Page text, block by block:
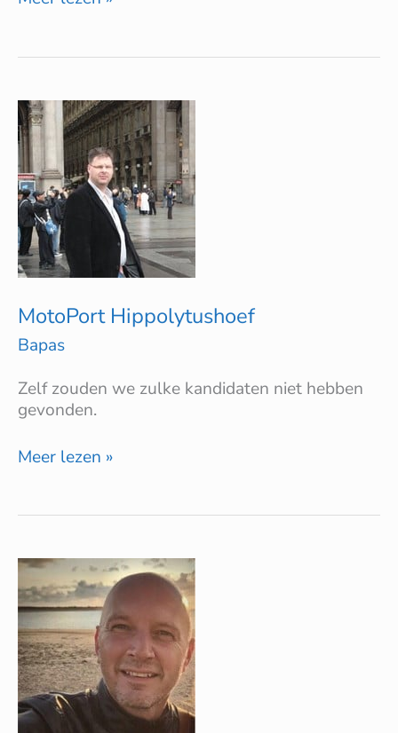
MotoPort Hippolytushoef
Bapas
Zelf zouden we zulke kandidaten niet hebben
gevonden.
MotoPort
Hippolytushoef
Meer lezen »
De
zorgcirkel